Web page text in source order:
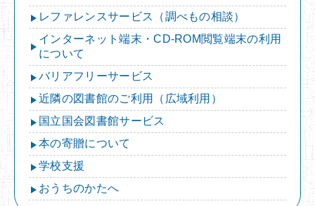
レファレンスサービス（調べもの相談）
インターネット端末・CD-ROM閲覧端末の利用
について
バリアフリーサービス
近隣の図書館のご利用（広域利用）
国立国会図書館サービス
本の寄贈について
学校支援
おうちのかたへ